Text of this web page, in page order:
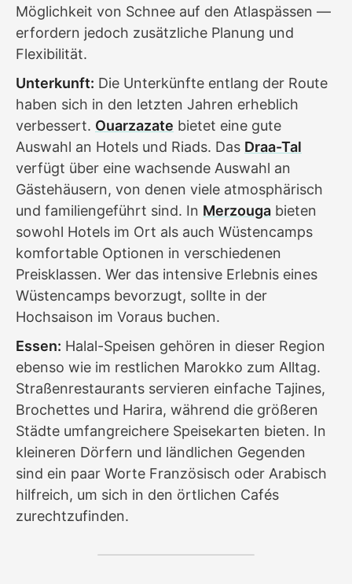
Möglichkeit von Schnee auf den Atlaspässen —
erfordern jedoch zusätzliche Planung und
Flexibilität.
Unterkunft: Die Unterkünfte entlang der Route
haben sich in den letzten Jahren erheblich
verbessert. Ouarzazate bietet eine gute
Auswahl an Hotels und Riads. Das Draa-Tal
verfügt über eine wachsende Auswahl an
Gästehäusern, von denen viele atmosphärisch
und familiengeführt sind. In Merzouga bieten
sowohl Hotels im Ort als auch Wüstencamps
komfortable Optionen in verschiedenen
Preisklassen. Wer das intensive Erlebnis eines
Wüstencamps bevorzugt, sollte in der
Hochsaison im Voraus buchen.
Essen: Halal-Speisen gehören in dieser Region
ebenso wie im restlichen Marokko zum Alltag.
Straßenrestaurants servieren einfache Tajines,
Brochettes und Harira, während die größeren
Städte umfangreichere Speisekarten bieten. In
kleineren Dörfern und ländlichen Gegenden
sind ein paar Worte Französisch oder Arabisch
hilfreich, um sich in den örtlichen Cafés
zurechtzufinden.